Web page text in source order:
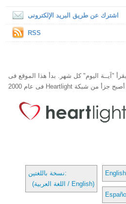
اشترك عن طريق البريد الإلكترونى
RSS
250,000 شخص يقرأ "آيــة اليوم" كل شهر. بدأ هذا الموقع فى
نسخة باللغتين:
(اللغة العربية / English)
English
Español